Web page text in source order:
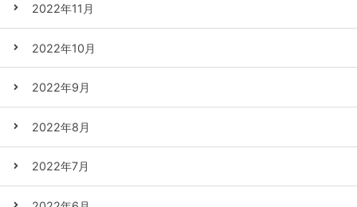
2022年11月
2022年10月
2022年9月
2022年8月
2022年7月